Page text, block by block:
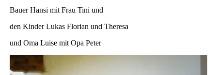
Bauer Hansi mit Frau Tini und
den Kinder Lukas Florian und Theresa
und Oma Luise mit Opa Peter